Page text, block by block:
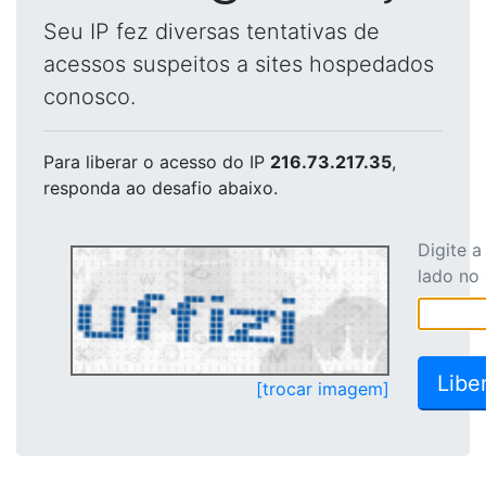
Seu IP fez diversas tentativas de
acessos suspeitos a sites hospedados
conosco.
Para liberar o acesso do IP 216.73.217.35,
responda ao desafio abaixo.
[trocar imagem]
Digite
lado no